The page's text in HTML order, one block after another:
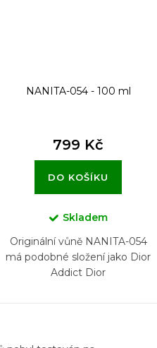
NANITA-054 - 100 ml
799 Kč
DO KOŠÍKU
Skladem
Originální vůně NANITA-054
má podobné složení jako Dior
Addict Dior